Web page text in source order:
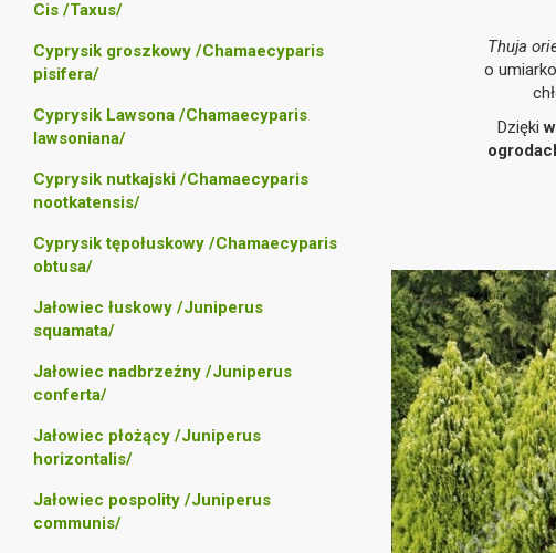
Cis /Taxus/
Cyprysik groszkowy /Chamaecyparis
pisifera/
Cyprysik Lawsona /Chamaecyparis
lawsoniana/
Cyprysik nutkajski /Chamaecyparis
nootkatensis/
Cyprysik tępołuskowy /Chamaecyparis
obtusa/
Jałowiec łuskowy /Juniperus
squamata/
Jałowiec nadbrzeżny /Juniperus
conferta/
Jałowiec płożący /Juniperus
horizontalis/
Jałowiec pospolity /Juniperus
communis/
Thuja
o
Dzięki